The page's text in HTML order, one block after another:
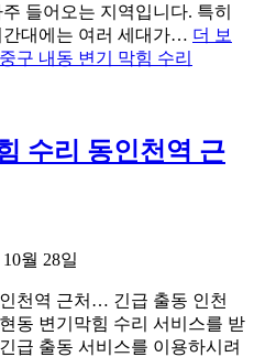
들어오는 지역입니다. 특히
간대에는 여러 세대가… 더 보
구 내동 변기 막힘 수리
수리 동인천역 근
월 28일
천역 근처… 긴급 출동 인천
동 변기막힘 수리 서비스를 받
급 출동 서비스를 이용하시려